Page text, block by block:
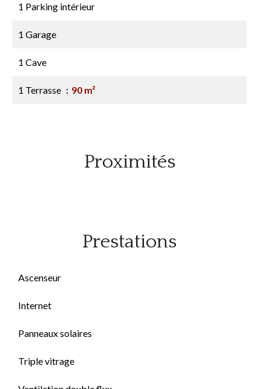
1 Parking intérieur
1 Garage
1 Cave
1 Terrasse 90 m²
Proximités
Prestations
Ascenseur
Internet
Panneaux solaires
Triple vitrage